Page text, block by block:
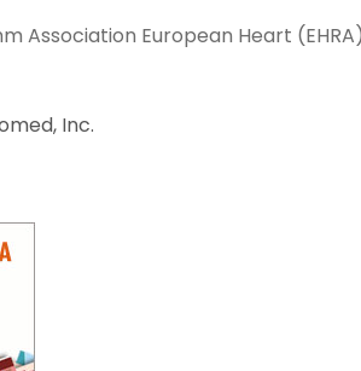
Association European Heart
Inc.